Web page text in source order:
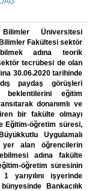
Üniversitesi
Fakültesi sektör
adına teorik
tecrübesi de olan
30.06.2020 tarihinde
paydaş görüşleri
beklentilerini eğitim
donanımlı ve
bir fakülte olmayı
Eğitim-öğretim süresi,
Uygulamalı
yer alan öğrencilerin
adına fakülte
öğretim süresinin
yarıyılını işyerinde
Bankacılık